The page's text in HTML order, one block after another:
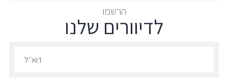
הרשמו
לדיוורים שלנו